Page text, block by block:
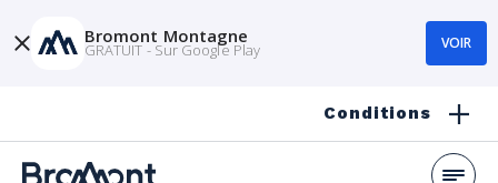
Conditions
Bromont Montagne
GRATUIT - Sur Google Play VOIR